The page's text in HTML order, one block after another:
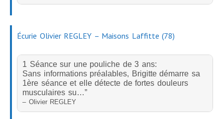
Écurie Olivier REGLEY – Maisons Laffitte (78)
1 Séance sur une pouliche de 3 ans:
Sans informations préalables, Brigitte démarre sa
1ère séance et elle détecte de fortes douleurs
musculaires su…”
– Olivier REGLEY